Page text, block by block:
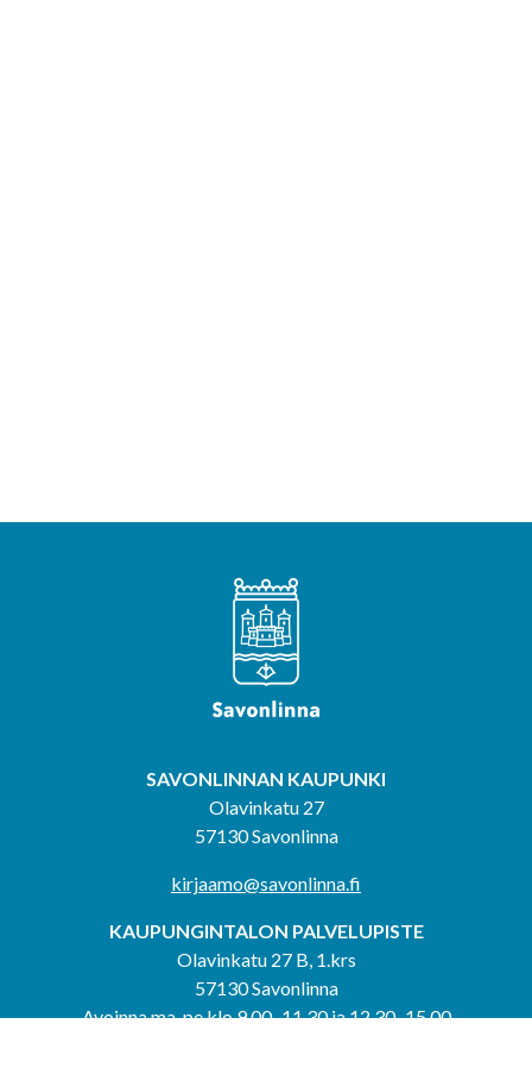
SAVONLINNAN KAUPUNKI
Olavinkatu 27
57130 Savonlinna
kirjaamo@savonlinna.fi
KAUPUNGINTALON PALVELUPISTE
Olavinkatu 27 B, 1.krs
57130 Savonlinna
Avoinna ma-pe klo 9.00–11.30 ja 12.30–15.00